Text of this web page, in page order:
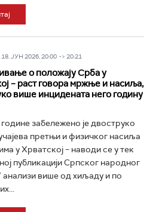
ЈУН 2026, 20:00 -> 20:21
о положају Срба у
– раст говора мржње и насиља,
више инцидената него годину
забележено је двоструко
претњи и физичког насиља
у Хрватској – наводи се у тек
публикацији Српског народног
анализи више од хиљаду и по